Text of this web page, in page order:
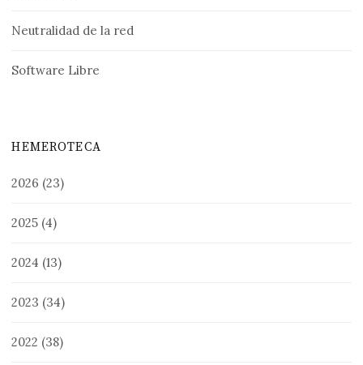
Neutralidad de la red
Software Libre
HEMEROTECA
2026 (23)
2025 (4)
2024 (13)
2023 (34)
2022 (38)